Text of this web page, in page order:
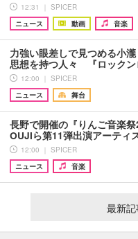
12:31 ｜ SPICER
ニュース
動画 音楽
力強い眼差しで見つめる小
思想を持つ人々 『ロック
12:00 ｜ SPICER
ニュース
舞台
長野で開催の『りんご音楽
OUJIら第11弾出演アーティ
12:00 ｜ SPICER
ニュース
音楽
最新